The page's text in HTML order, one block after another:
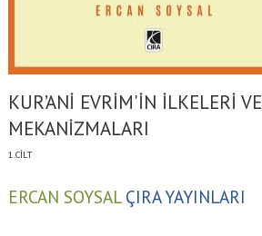
KUR’ANİ EVRİM'İN İLKELERİ VE
MEKANİZMALARI
1.CİLT
ERCAN SOYSAL ÇIRA YAYINLARI